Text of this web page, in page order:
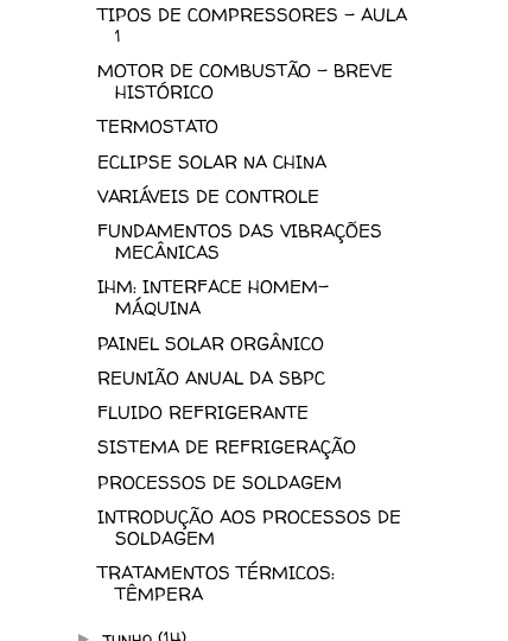
TIPOS DE COMPRESSORES - AULA
1
MOTOR DE COMBUSTÃO - BREVE
HISTÓRICO
TERMOSTATO
ECLIPSE SOLAR NA CHINA
VARIÁVEIS DE CONTROLE
FUNDAMENTOS DAS VIBRAÇÕES
MECÂNICAS
IHM: INTERFACE HOMEM-
MÁQUINA
PAINEL SOLAR ORGÂNICO
REUNIÃO ANUAL DA SBPC
FLUIDO REFRIGERANTE
SISTEMA DE REFRIGERAÇÃO
PROCESSOS DE SOLDAGEM
INTRODUÇÃO AOS PROCESSOS DE
SOLDAGEM
TRATAMENTOS TÉRMICOS:
TÊMPERA